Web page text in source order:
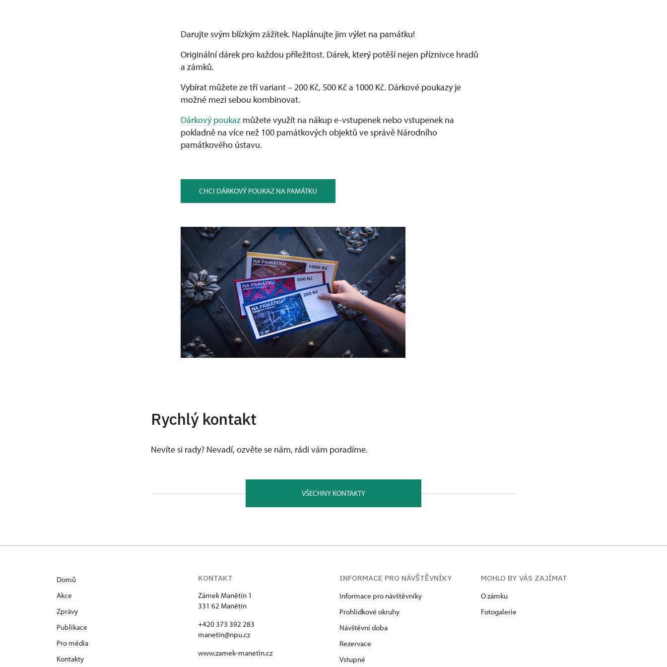
Darujte svým blízkým zážitek. Naplánujte jim výlet na památku!
Originální dárek pro každou příležitost. Dárek, který potěší nejen příznivce hradů
a zámků.
Vybírat můžete ze tří variant –⁠ 200 Kč, 500 Kč a 1000 Kč. Dárkové poukazy je
možné mezi sebou kombinovat.
Dárkový poukaz můžete využít na nákup e-vstupenek nebo vstupenek na
pokladně na více než 100 památkových objektů ve správě Národního
památkového ústavu.
CHCI DÁRKOVÝ POUKAZ NA PAMÁTKU
Rychlý kontakt
Nevíte si rady? Nevadí, ozvěte se nám, rádi vám poradíme.
VŠECHNY KONTAKTY
Domů
Akce
Zprávy
Publikace
Pro média
Kontakty
KONTAKT
Zámek Manětín 1
331 62 Manětín
+420 373 392 283
manetin@npu.cz
www.zamek-manetin.cz
INFORMACE PRO NÁVŠTĚVNÍKY
Informace pro návštěvníky
Prohlídkové okruhy
Návštěvní doba
Rezervace
Vstupné
MOHLO BY VÁS ZAJÍMAT
O zámku
Fotogalerie